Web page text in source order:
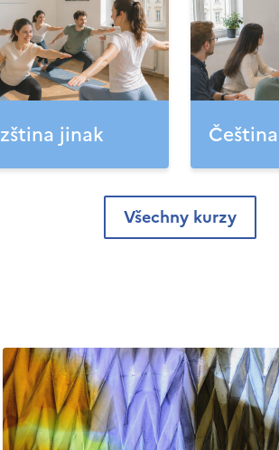
jinak
Všechny kurzy